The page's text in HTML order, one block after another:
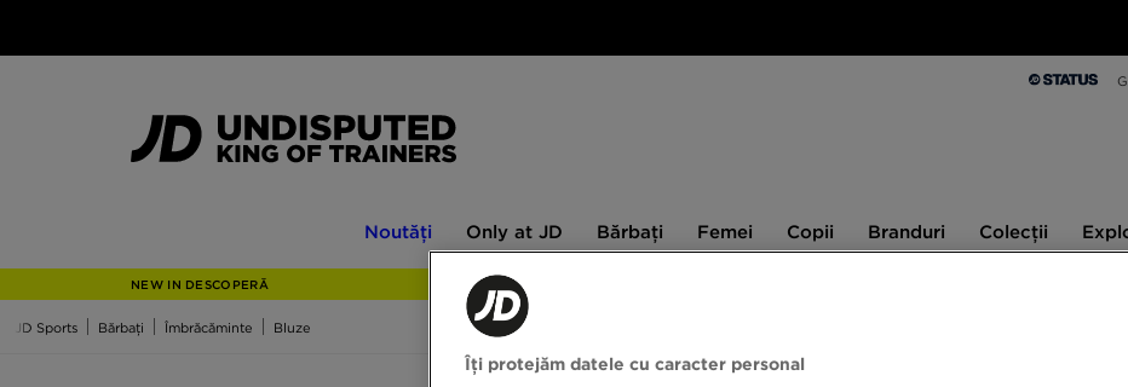
Noutăți Only at JD Bărbați Femei Copii Branduri Colecții
NEW IN DESCOPERĂ
JD Sports Bărbați Îmbrăcăminte Bluze
Îți protejăm datele cu caracter personal